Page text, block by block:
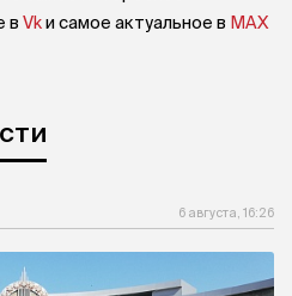
в Vkи самое актуальное в MAX
6 августа, 16:26